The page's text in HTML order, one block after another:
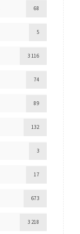
68
5
3 116
74
89
132
3
17
673
3 218